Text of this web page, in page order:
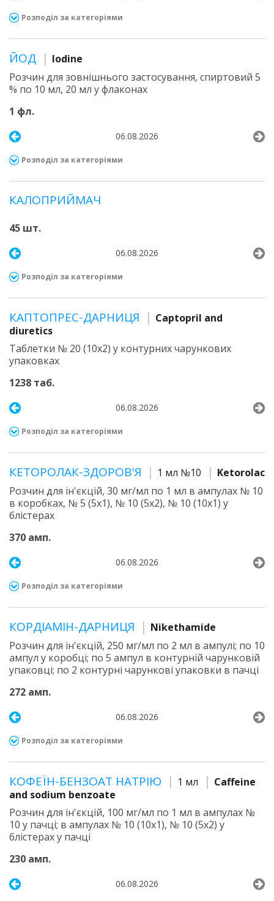
Розподіл за категоріями
ЙОД
Iodine
Розчин для зовнішнього застосування, спиртовий 5
% по 10 мл, 20 мл у флаконах
1 фл.
06.08.2026
Розподіл за категоріями
КАЛОПРИЙМАЧ
45 шт.
06.08.2026
Розподіл за категоріями
КАПТОПРЕС-ДАРНИЦЯ
Captopril and
diuretics
Таблетки № 20 (10х2) у контурних чарункових
упаковках
1238 таб.
06.08.2026
Розподіл за категоріями
КЕТОРОЛАК-ЗДОРОВ'Я 1 мл №10
Ketorolac
Розчин для ін'єкцій, 30 мг/мл по 1 мл в ампулах № 10
в коробках, № 5 (5х1), № 10 (5х2), № 10 (10х1) у
блістерах
370 амп.
06.08.2026
Розподіл за категоріями
КОРДІАМІН-ДАРНИЦЯ
Nikethamide
Розчин для ін'єкцій, 250 мг/мл по 2 мл в ампулі; по 10
ампул у коробці; по 5 ампул в контурній чарунковій
упаковці; по 2 контурні чарункові упаковки в пачці
272 амп.
06.08.2026
Розподіл за категоріями
КОФЕЇН-БЕНЗОАТ НАТРІЮ 1 мл
Caffeine
and sodium benzoate
Розчин для ін'єкцій, 100 мг/мл по 1 мл в ампулах №
10 у пачці; в ампулах № 10 (10х1), № 10 (5х2) у
блістерах у пачці
230 амп.
06.08.2026